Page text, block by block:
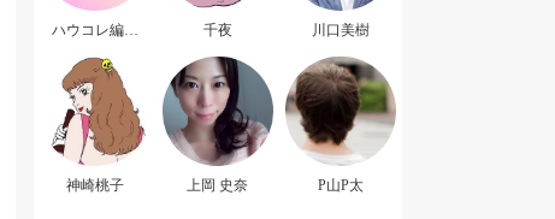
ハウコレ編集
千夜 川口美樹
神崎桃子 上岡 史奈 P山P太